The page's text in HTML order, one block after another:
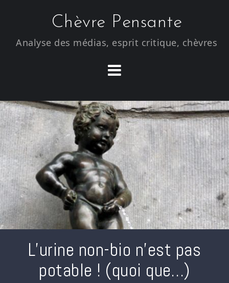
o
n
t
e
n
t
Chèvre Pensante
Analyse des médias, esprit critique, chèvres
L’urine non-bio n’est pas
potable ! (quoi que…)